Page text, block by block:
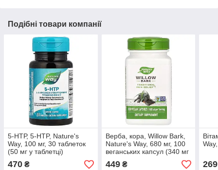
Подібні товари компанії
5-НТР, 5-HTP, Nature's
Way, 100 мг, 30 таблеток
(50 мг у таблетці)
470 ₴
Верба, кора, Willow Bark,
Nature's Way, 680 мг, 100
веганських капсул (340 мг
на капсулу)
449₴ 269